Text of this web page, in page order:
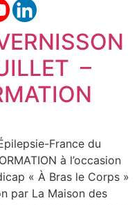
–
France du
à l’occasion
« À Bras le Corps »
par La Maison des